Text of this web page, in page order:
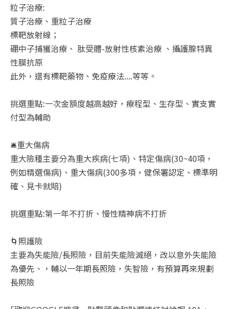
粒子治療:
質子治療、重粒子治療
標靶放射線；
硼中子捕獲治療、 肽受體-放射性核素治療 、攝護腺特異
性膜抗原
此外，還有標靶藥物、免疫療法....等等。
挑選重點:一次金額度越高越好，療程型、生存型、實支實
付型為輔助
🛎️重大傷病
重大險種主要分為重大疾病(七項)、特定傷病(30~40項，
例如精選傷病)、重大傷病(300多項，健保署認定、標準明
確、見卡就賠)
挑選重點:第一年不打折、慢性精神病不打折
🌀照護險
主要為失能險/長照險，目前失能險滅絕，改以意外失能險
為優先、，輔以一年期長照險，失智險，有預算再來規劃
長照險